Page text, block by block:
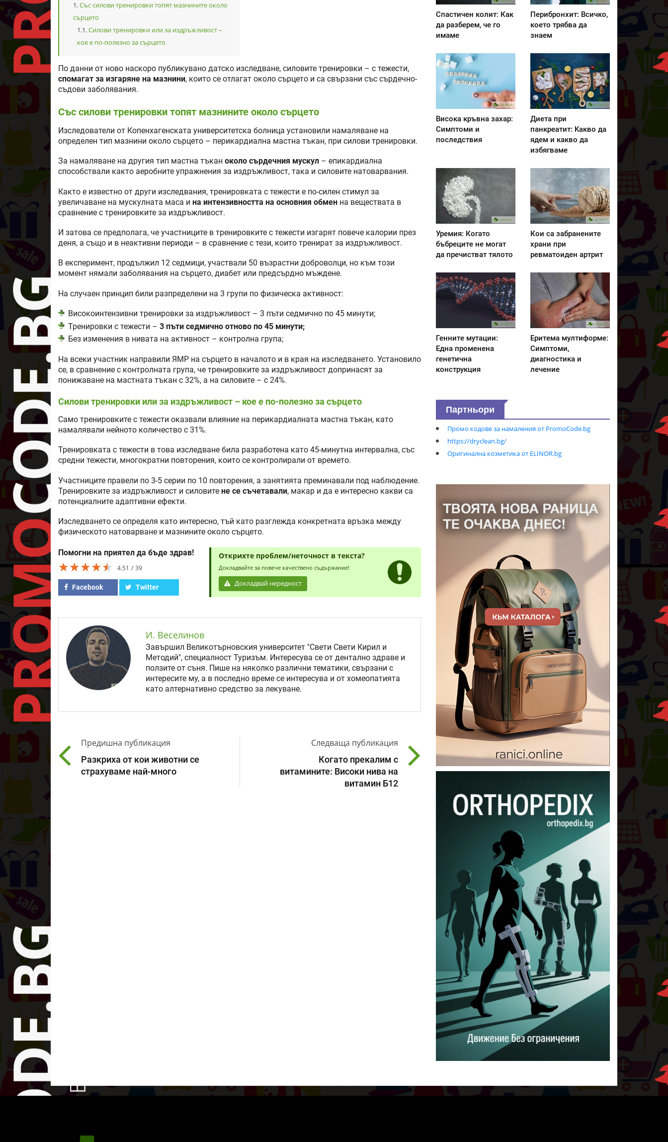
Със силови тренировки топят мазнините около
сърцето
Силови тренировки или за издръжливост –
кое е по-полезно за сърцето
По данни от ново наскоро публикувано датско изследване, силовите тренировки – с тежести,
спомагат за изгаряне на мазнини, които се отлагат около сърцето и са свързани със сърдечно-
съдови заболявания.
Със силови тренировки топят мазнините около сърцето
Изследователи от Копенхагенската университетска болница установили намаляване на
определен тип мазнини около сърцето – перикардиална мастна тъкан, при силови тренировки.
За намаляване на другия тип мастна тъкан около сърдечния мускул – епикардиална
способствали както аеробните упражнения за издръжливост, така и силовите натоварвания.
Както е известно от други изследвания, тренировката с тежести е по-силен стимул за
увеличаване на мускулната маса и на интензивността на основния обмен на веществата в
сравнение с тренировките за издръжливост.
И затова се предполага, че участниците в тренировките с тежести изгарят повече калории през
деня, а също и в неактивни периоди – в сравнение с тези, които тренират за издръжливост.
В експеримент, продължил 12 седмици, участвали 50 възрастни доброволци, но към този
момент нямали заболявания на сърцето, диабет или предсърдно мъждене.
На случаен принцип били разпределени на 3 групи по физическа активност:
Високоинтензивни тренировки за издръжливост – 3 пъти седмично по 45 минути;
Тренировки с тежести –3 пъти седмично отново по 45 минути;
Без изменения в нивата на активност – контролна група;
На всеки участник направили ЯМР на сърцето в началото и в края на изследването. Установило
се, в сравнение с контролната група, че тренировките за издръжливост допринасят за
понижаване на мастната тъкан с 32%, а на силовите – с 24%.
Силови тренировки или за издръжливост – кое е по-полезно за сърцето
Само тренировките с тежести оказвали влияние на перикардиалната мастна тъкан, като
намалявали нейното количество с 31%.
Тренировката с тежести в това изследване била разработена като 45-минутна интервална, със
средни тежести, многократни повторения, които се контролирали от времето.
Участниците правели по 3-5 серии по 10 повторения, а занятията преминавали под наблюдение.
Тренировките за издръжливост и силовите не се съчетавали, макар и да е интересно какви са
потенциалните адаптивни ефекти.
Изследването се определя като интересно, тъй като разглежда конкретната връзка между
физическото натоварване и мазнините около сърцето.
Помогни на приятел да бъде здрав!
★★★★★
★★★★★
★★★★★ 4.51 39
Facebook Twitter
Открихте проблем/неточност в текста?
Докладвайте за повече качествено съдържание!
Докладвай нередност
И. Веселинов
Завършил Великотърновския университет "Свети Свети Кирил и
Методий", специалност Туризъм. Интересува се от дентално здраве и
ползите от съня. Пише на няколко различни тематики, свързани с
интересите му, а в последно време се интересува и от хомеопатията
като алтернативно средство за лекуване.
Предишна публикация
Разкриха от кои животни се
страхуваме най-много
Следваща публикация
Когато прекалим с
витамините: Високи нива на
витамин Б12
Спастичен колит: Как
да разберем, че го
имаме
Перибронхит: Всичко,
което трябва да
знаем
Висока кръвна захар:
Симптоми и
последствия
Диета при
панкреатит: Kакво да
ядем и какво да
избягваме
Уремия: Когато
бъбреците не могат
да пречистват тялото
Кои са забранените
храни при
ревматоиден артрит
Генните мутации:
Една променена
генетична
конструкция
Еритема мултиформе:
Симптоми,
диагностика и
лечение
Партньори
Промо кодове за намаления от PromoCode.bg
https://dryclean.bg/
Оригинална козметика от ELINOR.bg